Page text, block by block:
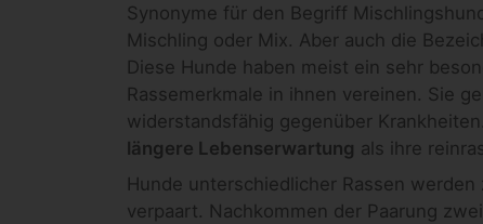
Synonyme für den Begriff
Mischling oder Mix. Aber auch die
Diese Hunde haben meist ein sehr
Rassemerkmale in ihnen vereinen. Sie
widerstandsfähig gegenüber
längere Lebenserwartung als ihre
Hunde unterschiedlicher Rassen
verpaart. Nachkommen der Paarung